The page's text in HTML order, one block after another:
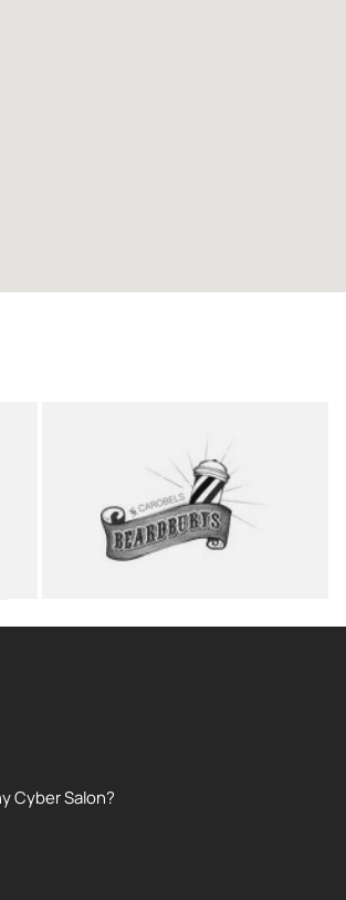
Cyber Salon?